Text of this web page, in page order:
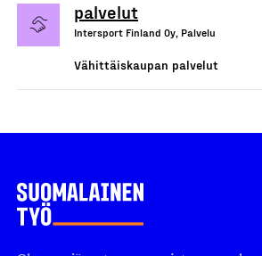
palvelut
Intersport Finland Oy, Palvelu
Vähittäiskaupan palvelut